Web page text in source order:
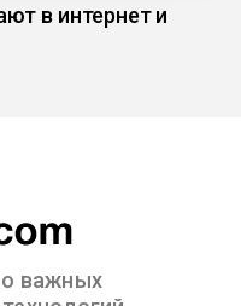
в интернет и
важных